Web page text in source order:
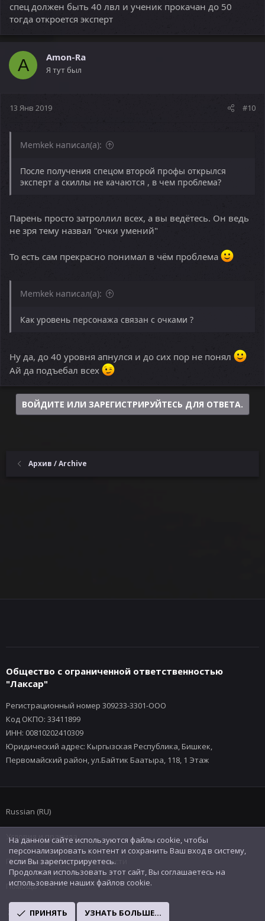
спец должен быть 40 лвл и ученик прокачан до 50
тогда откроется эксперт
A Amon-Ra
Я тут был
13 Янв 2019 #10
Memkek написал(а):
После получения спецом второй профы открылся
эксперт а скиллы не качаются , в чем проблема?
Парень просто затроллил всех, а вы ведётесь. Он ведь
не зря тему назвал "очки умений"
То есть сам прекрасно понимал в чём проблема
Memkek написал(а):
Как уровень персонажа связан с очками ?
Ну да, до 40 уровня апнулся и до сих пор не понял
Ай да подъебал всех
ВОЙДИТЕ ИЛИ ЗАРЕГИСТРИРУЙТЕСЬ ДЛЯ ОТВЕТА.
Архив / Archive
Общество с ограниченной ответственностью
"Лаксар"
Регистрационный номер 309233-3301-ООО
Код ОКПО: 33411899
ИНН: 00810202410309
Юридический адрес: Кыргызская Республика, Бишкек,
Первомайский район, ул.Байтик Баатыра, 118, 1 Этаж
Russian (RU)
Условия и правила
Политика конфиденциальности
Помощь
R
На данном сайте используются файлы cookie, чтобы
персонализировать контент и сохранить Ваш вход в систему,
если Вы зарегистрируетесь.
Продолжая использовать этот сайт, Вы соглашаетесь на
использование наших файлов cookie.
ПРИНЯТЬ УЗНАТЬ БОЛЬШЕ...